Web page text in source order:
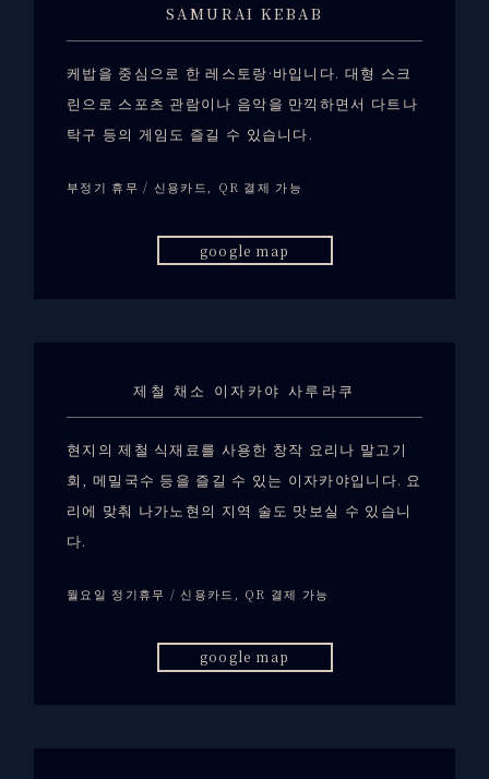
SAMURAI KEBAB
케밥을 중심으로 한 레스토랑·바입니다. 대형 스크
린으로 스포츠 관람이나 음악을 만끽하면서 다트나
탁구 등의 게임도 즐길 수 있습니다.
부정기 휴무 / 신용카드, QR 결제 가능
google map
제철 채소 이자카야 사루라쿠
현지의 제철 식재료를 사용한 창작 요리나 말고기
회, 메밀국수 등을 즐길 수 있는 이자카야입니다. 요
리에 맞춰 나가노현의 지역 술도 맛보실 수 있습니
다.
월요일 정기휴무 / 신용카드, QR 결제 가능
google map